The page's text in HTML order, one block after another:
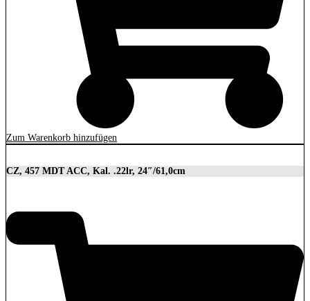
Zum Warenkorb hinzufügen
CZ, 457 MDT ACC, Kal. .22lr, 24″/61,0cm